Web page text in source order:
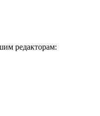
редакторам: